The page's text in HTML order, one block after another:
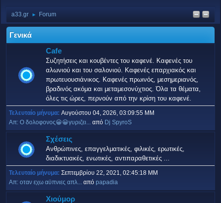
a33.gr ► Forum
Γενικά
Cafe
Συζητήσεις και κουβέντες του καφενέ. Καφενές του
αλωνιού και του σαλονιού. Καφενές επαρχιακός και
πρωτευουσιάνικος. Καφενές πρωινός, μεσημεριανός,
βραδινός ακόμα και μεταμεσονύχτιος. Όλα τα θέματα,
όλες τις ώρες, περνούν από την κρίση του καφενέ.
Τελευταίο μήνυμα: Αυγούστου 04, 2026, 03:09:55 ΜΜ
Απ: Ο δολοφονος😀😀γυριζει... από Dj SpyroS
Σχέσεις
Ανθρώπινες, επαγγελματικές, φιλικές, ερωτικές,
διαδικτυακές, ενωτικές, αντιπαραθετικές ...
Τελευταίο μήνυμα: Σεπτεμβρίου 22, 2021, 02:45:18 ΜΜ
Απ: οταν εχω αϋπνιες απλ... από papadia
Χιούμορ